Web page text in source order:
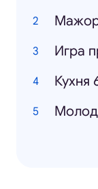
Кухня